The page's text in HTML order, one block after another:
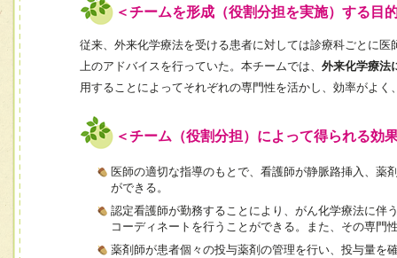
＜チームを形成（役割分担を実施）する目
従来、外来化学療法を受ける患者に対しては診療科ごとに
上のアドバイスを行っていた。本チームでは、 外来化学療法
用することによってそれぞれの専門性を活かし、効率がよ
＜チーム（役割分担）によって得られる効
医師の適切な指導のもとで、看護師が静脈路挿入、薬
ができる。
認定看護師が勤務することにより、がん化学療法に伴
コーディネートを行うことができる。また、その専門
薬剤師が患者個々の投与薬剤の管理を行い、投与量を